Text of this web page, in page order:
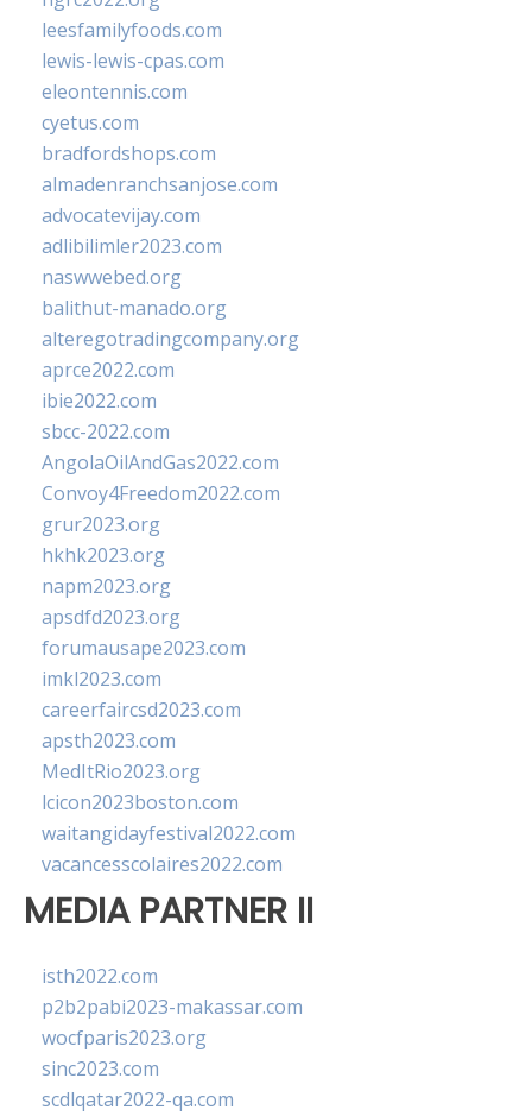
leesfamilyfoods.com
lewis-lewis-cpas.com
eleontennis.com
cyetus.com
bradfordshops.com
almadenranchsanjose.com
advocatevijay.com
adlibilimler2023.com
naswwebed.org
balithut-manado.org
alteregotradingcompany.org
aprce2022.com
ibie2022.com
sbcc-2022.com
AngolaOilAndGas2022.com
Convoy4Freedom2022.com
grur2023.org
hkhk2023.org
napm2023.org
apsdfd2023.org
forumausape2023.com
imkl2023.com
careerfaircsd2023.com
apsth2023.com
MedItRio2023.org
lcicon2023boston.com
waitangidayfestival2022.com
vacancesscolaires2022.com
MEDIA PARTNER II
isth2022.com
p2b2pabi2023-makassar.com
wocfparis2023.org
sinc2023.com
scdlqatar2022-qa.com